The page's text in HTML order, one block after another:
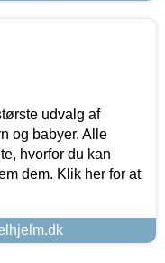
udvalg af
og babyer. Alle
hvorfor du kan
dem. Klik her for at